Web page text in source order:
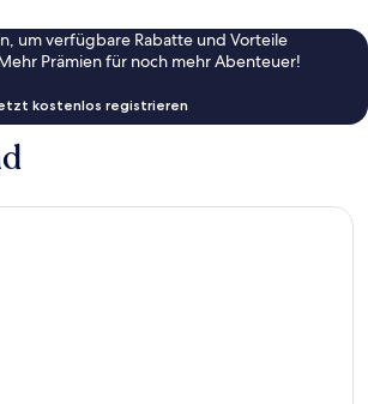
um verfügbare Rabatte und Vorteile
Prämien für noch mehr Abenteuer!
kostenlos registrieren